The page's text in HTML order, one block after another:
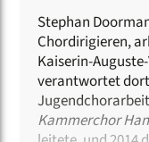
Stephan
Chordirigieren,
Kaiserin-
verantwortet
Kammerchor